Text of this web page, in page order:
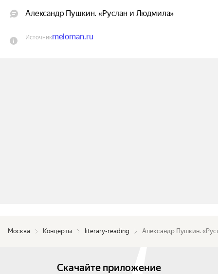
Александр Пушкин. «Руслан и Людмила»
Источникmeloman.ru
Москва Концерты literary-reading Александр Пушкин.
Скачайте приложение